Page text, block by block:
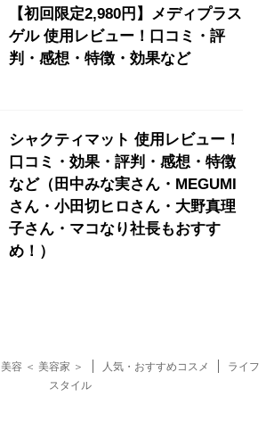
【初回限定2,980円】メディプラス
ゲル 使用レビュー！口コミ・評
判・感想・特徴・効果など
シャクティマット 使用レビュー！
口コミ・効果・評判・感想・特徴
など（田中みな実さん・MEGUMI
さん・小田切ヒロさん・大野真理
子さん・マコなり社長もおすす
め！）
美容 ＜ 美容家 ＞ 人気・おすすめコスメ
ライフ
スタイル